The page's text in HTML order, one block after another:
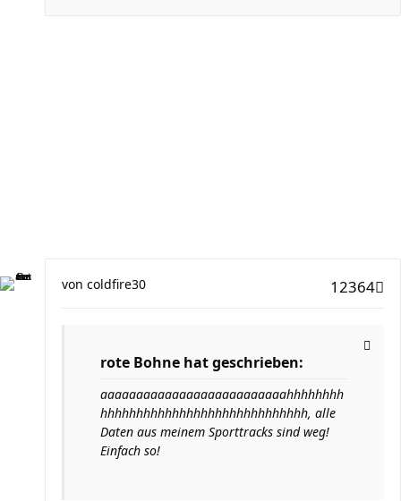
12364
von coldfire30
rote Bohne hat geschrieben:
aaaaaaaaaaaaaaaaaaaaaaaaaahhhhhhhh
hhhhhhhhhhhhhhhhhhhhhhhhhhhhh, alle
Daten aus meinem Sporttracks sind weg!
Einfach so!